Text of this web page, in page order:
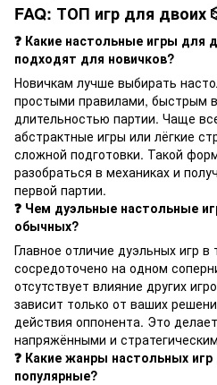
FAQ: ТОП игр для двоих
❓ Какие настольные игры для
подходят для новичков?
Новичкам лучше выбирать
простыми правилами, быстрым
длительностью партии. Чаще
абстрактные игры или лёгкие
сложной подготовки. Такой
разобраться в механиках и
первой партии.
❓ Чем дуэльные настольные
обычных?
Главное отличие дуэльных игр
сосредоточено на одном
отсутствует влияние других
зависит только от ваших
действия оппонента. Это
напряжёнными и
❓ Какие жанры настольных
популярные?